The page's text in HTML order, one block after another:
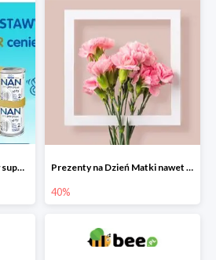
Nestle Nan Optipro Plus w super cenach! Prezenty na Dzień Matki nawet do -40%
40%